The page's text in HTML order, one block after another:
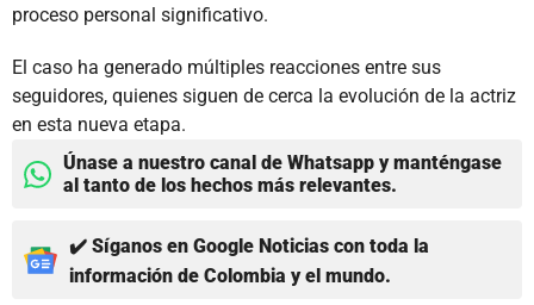
proceso personal significativo.
El caso ha generado múltiples reacciones entre sus
seguidores, quienes siguen de cerca la evolución de la actriz
en esta nueva etapa.
Únase a nuestro canal de Whatsapp y manténgase
al tanto de los hechos más relevantes.
✔️ Síganos en Google Noticias con toda la
información de Colombia y el mundo.